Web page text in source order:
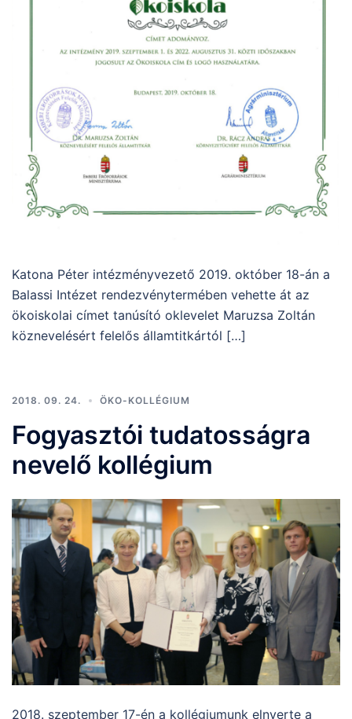
Katona Péter intézményvezető 2019. október 18-án a
Balassi Intézet rendezvénytermében vehette át az
ökoiskolai címet tanúsító oklevelet Maruzsa Zoltán
köznevelésért felelős államtitkártól […]
2018. 09. 24. ÖKO-KOLLÉGIUM
Fogyasztói tudatosságra
nevelő kollégium
2018. szeptember 17-én a kollégiumunk elnyerte a